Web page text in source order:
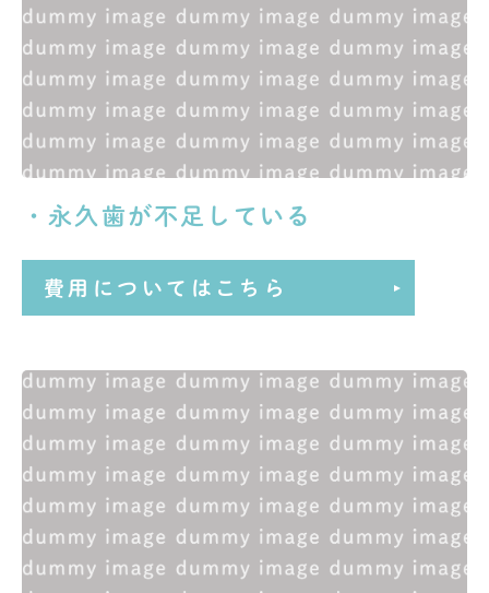
・永久歯が不足している
費用についてはこちら